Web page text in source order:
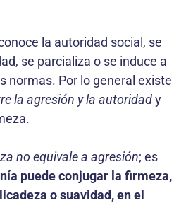
la autoridad social, se
se parcializa o se induce a
normas. Por lo general existe
la agresión y la autoridady
no equivale a agresión; es
puede conjugar la firmeza,
o suavidad, en el